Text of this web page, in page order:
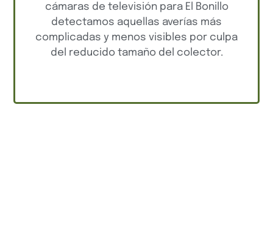
cámaras de televisión para El Bonillo
detectamos aquellas averías más
complicadas y menos visibles por culpa
del reducido tamaño del colector.